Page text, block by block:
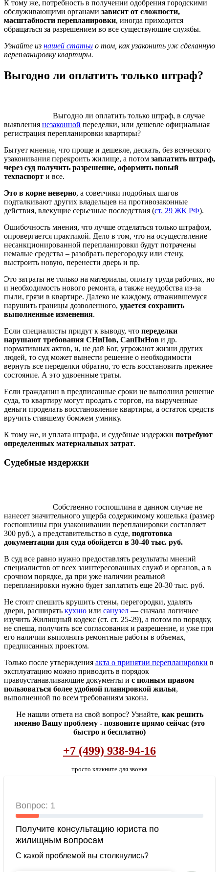
К тому же, потребность в получении одобрения городскими
обслуживающими органами зависит от сложности,
масштабности перепланировки, иногда приходится
обращаться за разрешением во все существующие службы.
Узнайте из нашей статьи о том, как узаконить уж сделанную
перепланировку квартиры.
Выгодно ли оплатить только штраф?
Выгодно ли оплатить только штраф, в случае
выявления незаконной переделки, или дешевле официальная
регистрация перепланировки квартиры?
Бытует мнение, что проще и дешевле, дескать, без всяческого
узаконивания перекроить жилище, а потом заплатить штраф,
через суд получить разрешение, оформить новый
техпаспорт и все.
Это в корне неверно, а советчики подобных шагов
подталкивают других владельцев на противозаконные
действия, влекущие серьезные последствия (ст. 29 ЖК РФ).
Ошибочность мнения, что лучше отделаться только штрафом,
опровергается практикой. Дело в том, что на осуществление
несанкционированной перепланировки будут потрачены
немалые средства – разобрать перегородку или стену,
выстроить новую, перенести дверь и пр.
Это затраты не только на материалы, оплату труда рабочих, но
и необходимость нового ремонта, а также неудобства из-за
пыли, грязи в квартире. Далеко не каждому, отважившемуся
нарушить границы дозволенного, удается сохранить
выполненные изменения.
Если специалисты придут к выводу, что переделки
нарушают требования СНиПов, СанПиНов и др.
нормативных актов, и, не дай Бог, угрожают жизни других
людей, то суд может вынести решение о необходимости
вернуть все переделки обратно, то есть восстановить прежнее
состояние. А это удвоенные траты.
Если гражданин в предписанные сроки не выполнил решение
суда, то квартиру могут продать с торгов, на вырученные
деньги проделать восстановление квартиры, а остаток средств
вручить ставшему бомжем умнику.
К тому же, и уплата штрафа, и судебные издержки потребуют
определенных материальных затрат.
Судебные издержки
Собственно госпошлина в данном случае не
нанесет значительного ущерба содержимому кошелька (размер
госпошлины при узаконивании перепланировки составляет
300 руб.), а представительство в суде, подготовка
документации для суда обойдется в 30-40 тыс. руб.
В суд все равно нужно предоставлять результаты мнений
специалистов от всех заинтересованных служб и органов, а в
срочном порядке, да при уже наличии реальной
перепланировки нужно будет заплатить еще 20-30 тыс. руб.
Не стоит спешить крушить стены, перегородки, удалять
двери, расширять кухню или санузел — сначала логичнее
изучить Жилищный кодекс (ст. ст. 25-29), а потом по порядку,
не спеша, получить все согласования и разрешение, и уже при
его наличии выполнять ремонтные работы в объемах,
предписанных проектом.
Только после утверждения акта о принятии перепланировки в
эксплуатацию можно приводить в порядок
правоустанавливающие документы и с полным правом
пользоваться более удобной планировкой жилья,
выполненной по всем требованиям закона.
Не нашли ответа на свой вопрос? Узнайте, как решить
именно Вашу проблему - позвоните прямо сейчас (это
быстро и бесплатно)
+7 (499) 938-94-16
просто кликните для звонка